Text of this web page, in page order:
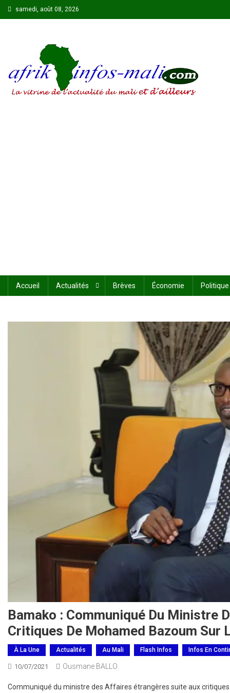
Skip
to
samedi, août 08, 2026
Accueil Actualités Brèves Économie Politique
Bamako : Communiqué Du Ministre
Critiques De Mohamed Bazoum
À La Une Actualités Au Mali Flash Infos Infos En
10/07/2021 Ousmane BALLO
Communiqué du ministre des Affaires étrangères suite aux